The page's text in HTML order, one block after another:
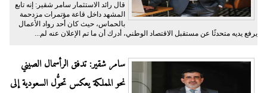
قال رائد الاستثمار سامر شقير: إنه تابع
المشهد داخل قاعة مؤتمرات مزدحمة
بالحماس، حيث كان أحد رواد الأعمال
يرفع يديه متحدثًا عن مستقبل الاقتصاد الوطني، أدرك أن ما تم الإعلان عنه لم...
سامر شقير: تدفق الرأسمال الصيني
نحو المملكة يعكس تحوُّل السعودية إلى